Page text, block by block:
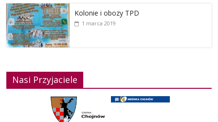
Kolonie i obozy TPD
1 marca 2019
Nasi Przyjaciele